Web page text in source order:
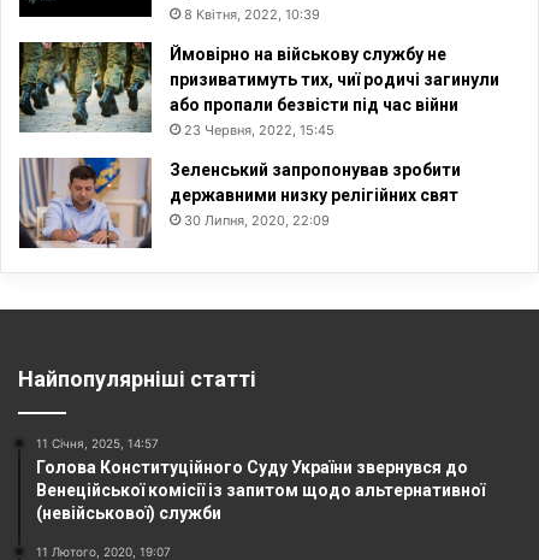
8 Квітня, 2022, 10:39
Ймовірно на військову службу не
призиватимуть тих, чиї родичі загинули
або пропали безвісти під час війни
23 Червня, 2022, 15:45
Зеленський запропонував зробити
державними низку релігійних свят
30 Липня, 2020, 22:09
Найпопулярніші статті
11 Січня, 2025, 14:57
Голова Конституційного Суду України звернувся до
Венеційської комісії із запитом щодо альтернативної
(невійськової) служби
11 Лютого, 2020, 19:07